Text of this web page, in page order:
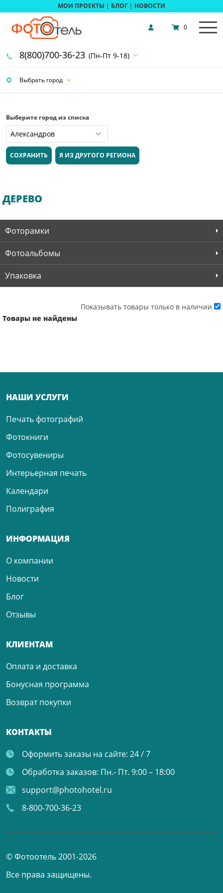
МОИ ПРОЕКТЫ | БЛОГ | НОВОСТИ
Выбрать город
8(800)700-36-23 (Пн-Пт 9-18)
0
Выберите город из списка
СОХРАНИТЬ Я ИЗ ДРУГОГО РЕГИОНА
ДЕРЕВО
Фоторамки
Фотоальбомы
Упаковка
Показывать товары только в наличии
Товары не найдены
НАШИ УСЛУГИ
Печать фотографий
Фотокниги
Фотосувениры
Интерьерная печать
Календари
Полиграфия
ИНФОРМАЦИЯ
О компании
Новости
Блог
Отзывы
КЛИЕНТАМ
Оплата и доставка
Бонусная программа
Возврат покупки
КОНТАКТЫ
Оформить заказы на сайте: 24 / 7
Обработка заказов: Пн.- Пт. 9:00 – 18:00
support@photohotel.ru
8-800-700-36-23
© Фотоотель 2001-2026
Все права защищены.